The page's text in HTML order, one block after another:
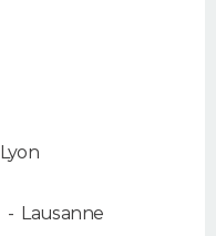
Lyon
- Lausanne